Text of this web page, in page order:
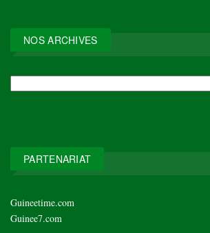
NOS ARCHIVES
PARTENARIAT
Guineetime.com
Guinee7.com